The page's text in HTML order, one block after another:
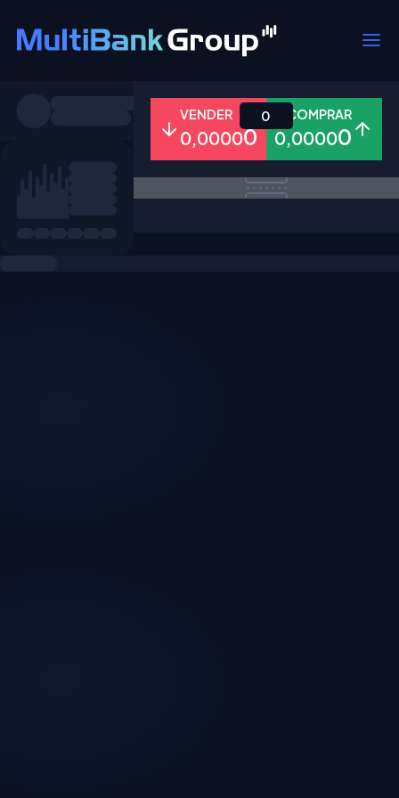
Todos Forex Metais Ações
VENDER
0,00000
COMPRAR
0,00000
0